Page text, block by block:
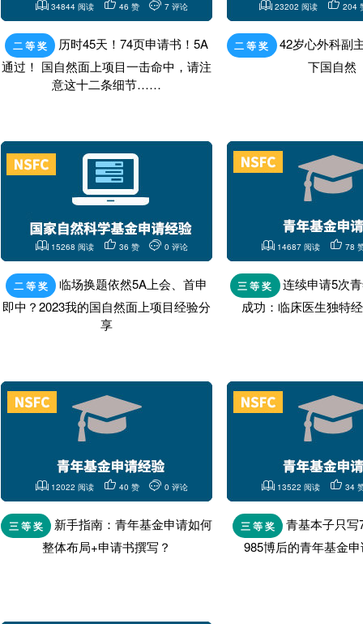
34844 阅读 46 赞 7 评论
二 等 奖
历时45天！74页申请书！5A
通过！ 国自然面上项目一击命中，请注
意这十二条细节……
23202 阅读 204
二 等 奖
42岁心外科副
下国自然
15268 阅读 36 赞 0 评论
二 等 奖
临场换题依然5A上会、首申
即中？2023我的国自然面上项目经验分
享
14687 阅读 78
三 等 奖
连续申请5次
成功：临床医生独特
12022 阅读 40 赞 0 评论
三 等 奖
新手指南：青年基金申请如何
整体布局+申请书撰写？
13522 阅读 34
三 等 奖
青基本子只
985博后的青年基金